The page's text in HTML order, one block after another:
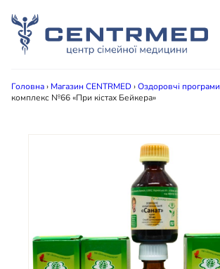
Головна› Магазин CENTRMED›Оздоровчі програми
комплекс №66 «При кістах Бейкера»